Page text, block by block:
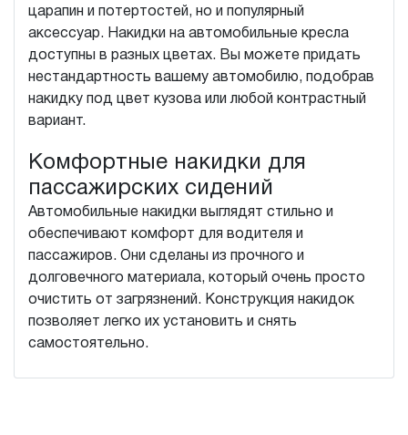
царапин и потертостей, но и популярный
аксессуар. Накидки на автомобильные кресла
доступны в разных цветах. Вы можете придать
нестандартность вашему автомобилю, подобрав
накидку под цвет кузова или любой контрастный
вариант.
Комфортные накидки для
пассажирских сидений
Автомобильные накидки выглядят стильно и
обеспечивают комфорт для водителя и
пассажиров. Они сделаны из прочного и
долговечного материала, который очень просто
очистить от загрязнений. Конструкция накидок
позволяет легко их установить и снять
самостоятельно.